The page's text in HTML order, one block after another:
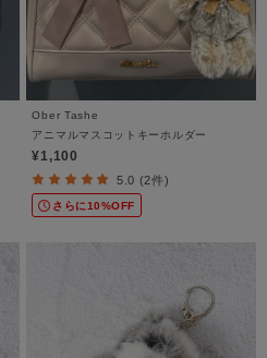
Ober Tashe
アニマルマスコットキーホルダー
¥1,100
5.0 (2件)
さらに10%OFF